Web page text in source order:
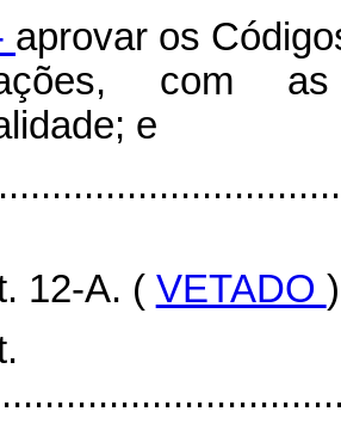
aprovar os
com
e
12-A. ( VETADO